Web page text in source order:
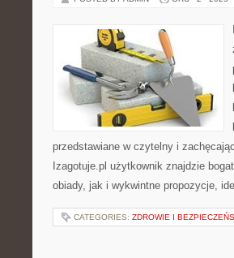
przedstawiane w czytelny i
Izagotuje.pl użytkownik znajdzie
obiady, jak i wykwintne propozycje,
CATEGORIES: ZDROWIE I